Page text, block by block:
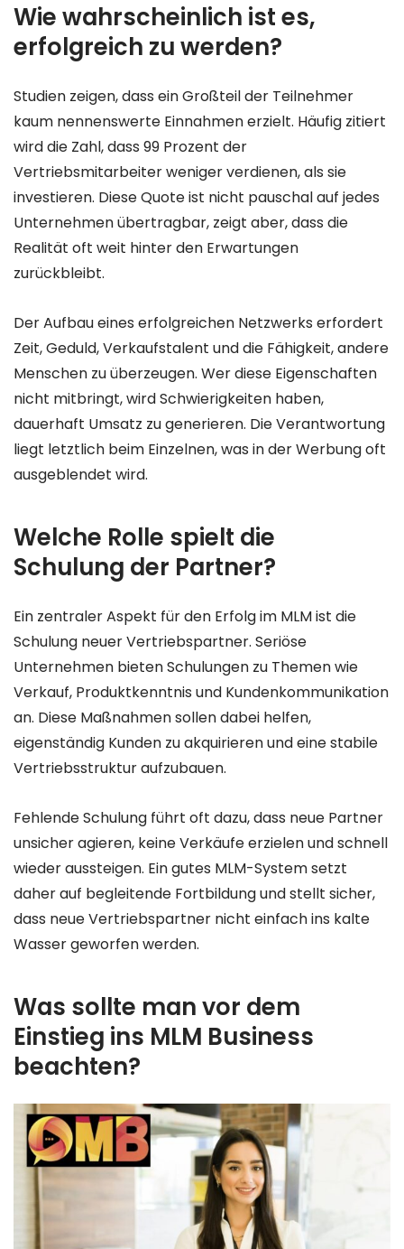
Wie wahrscheinlich ist es,
erfolgreich zu werden?
Studien zeigen, dass ein Großteil der Teilnehmer
kaum nennenswerte Einnahmen erzielt. Häufig zitiert
wird die Zahl, dass 99 Prozent der
Vertriebsmitarbeiter weniger verdienen, als sie
investieren. Diese Quote ist nicht pauschal auf jedes
Unternehmen übertragbar, zeigt aber, dass die
Realität oft weit hinter den Erwartungen
zurückbleibt.
Der Aufbau eines erfolgreichen Netzwerks erfordert
Zeit, Geduld, Verkaufstalent und die Fähigkeit, andere
Menschen zu überzeugen. Wer diese Eigenschaften
nicht mitbringt, wird Schwierigkeiten haben,
dauerhaft Umsatz zu generieren. Die Verantwortung
liegt letztlich beim Einzelnen, was in der Werbung oft
ausgeblendet wird.
Welche Rolle spielt die
Schulung der Partner?
Ein zentraler Aspekt für den Erfolg im MLM ist die
Schulung neuer Vertriebspartner. Seriöse
Unternehmen bieten Schulungen zu Themen wie
Verkauf, Produktkenntnis und Kundenkommunikation
an. Diese Maßnahmen sollen dabei helfen,
eigenständig Kunden zu akquirieren und eine stabile
Vertriebsstruktur aufzubauen.
Fehlende Schulung führt oft dazu, dass neue Partner
unsicher agieren, keine Verkäufe erzielen und schnell
wieder aussteigen. Ein gutes MLM-System setzt
daher auf begleitende Fortbildung und stellt sicher,
dass neue Vertriebspartner nicht einfach ins kalte
Wasser geworfen werden.
Was sollte man vor dem
Einstieg ins MLM Business
beachten?